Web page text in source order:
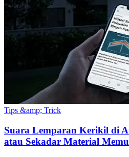
Tips &amp; Trick
Suara Lemparan Kerikil di
atau Sekadar Material